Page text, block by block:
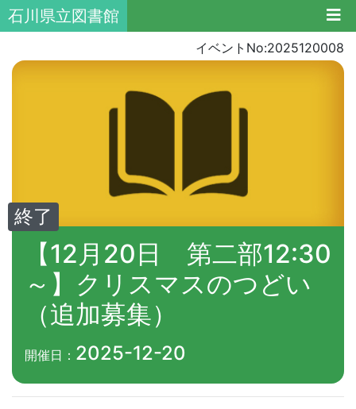
石川県立図書館
イベントNo:2025120008
【12月20日 第二部12:30
～】クリスマスのつどい
（追加募集）
終了
開催日： 2025-12-20